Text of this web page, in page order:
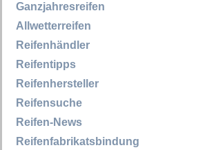
Ganzjahresreifen
Allwetterreifen
Reifenhändler
Reifentipps
Reifenhersteller
Reifensuche
Reifen-News
Reifenfabrikatsbindung